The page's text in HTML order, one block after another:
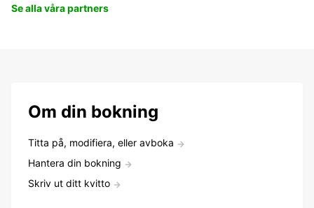
Se alla våra partners
Om din bokning
Titta på, modifiera, eller avboka
Hantera din bokning
Skriv ut ditt kvitto